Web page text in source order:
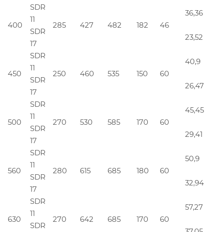
400
SDR
11
285 427 482 182 46
36,36
SDR
17
23,52
450
SDR
11
250 460 535 150 60
40,9
SDR
17
26,47
500
SDR
11
270 530 585 170 60
45,45
SDR
17
29,41
560
SDR
11
280 615 685 180 60
50,9
SDR
17
32,94
630
SDR
11
270 642 685 170 60
57,27
SDR